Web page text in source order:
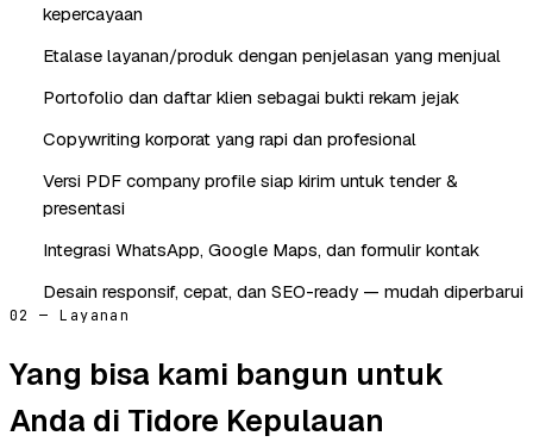
kepercayaan
Etalase layanan/produk dengan penjelasan yang menjual
Portofolio dan daftar klien sebagai bukti rekam jejak
Copywriting korporat yang rapi dan profesional
Versi PDF company profile siap kirim untuk tender &
presentasi
Integrasi WhatsApp, Google Maps, dan formulir kontak
Desain responsif, cepat, dan SEO-ready — mudah diperbarui
02 — Layanan
Yang bisa kami bangun untuk
Anda di Tidore Kepulauan